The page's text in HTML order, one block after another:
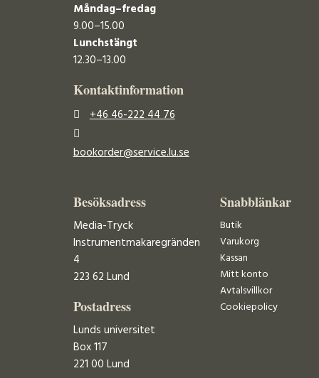
Måndag–fredag
9.00–15.00
Lunchstängt
12.30–13.00
Kontaktinformation
+46 46-222 44 76
bookorder@service.lu.se
Besöksadress
Media-Tryck
Instrumentmakaregränden
4
223 62 Lund
Postadress
Lunds universitet
Box 117
221 00 Lund
Snabblänkar
Butik
Varukorg
Kassan
Mitt konto
Avtalsvillkor
Cookiepolicy